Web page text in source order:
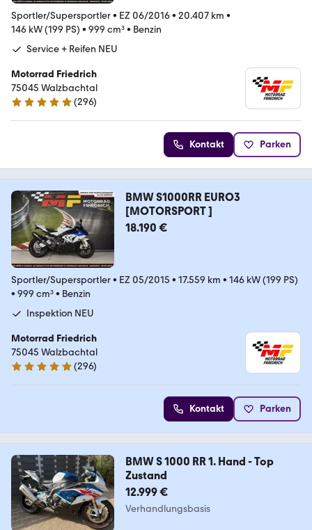
Sportler/Supersportler• EZ 06/2016• 20.407 km •
146 kW (199 PS) • 999 cm³• Benzin
Service + Reifen NEU
Motorrad Friedrich
75045 Walzbachtal
4.8 Sterne
(296)
Kontakt Parken
BMW S1000RR EURO3
[MOTORSPORT ]
18.190 €
Sportler/Supersportler• EZ 05/2015 • 17.559 km • 146 kW (199 PS)
• 999 cm³• Benzin
Inspektion NEU
Motorrad Friedrich
75045 Walzbachtal
4.8 Sterne
(296)
Kontakt Parken
BMW S 1000 RR 1. Hand - Top
Zustand
12.999 €
Verhandlungsbasis